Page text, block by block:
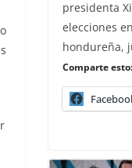
presidenta
elecciones
hondureña,
Comparte esto: